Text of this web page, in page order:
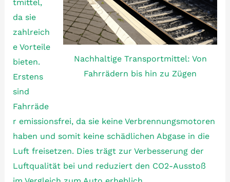
Nachhaltige Transportmittel: Von
Fahrrädern bis hin zu Zügen
tmittel,
da sie
zahlreich
e Vorteile
bieten.
Erstens
sind
Fahrräde
r emissionsfrei, da sie keine Verbrennungsmotoren
haben und somit keine schädlichen Abgase in die
Luft freisetzen. Dies trägt zur Verbesserung der
Luftqualität bei und reduziert den CO2-Ausstoß